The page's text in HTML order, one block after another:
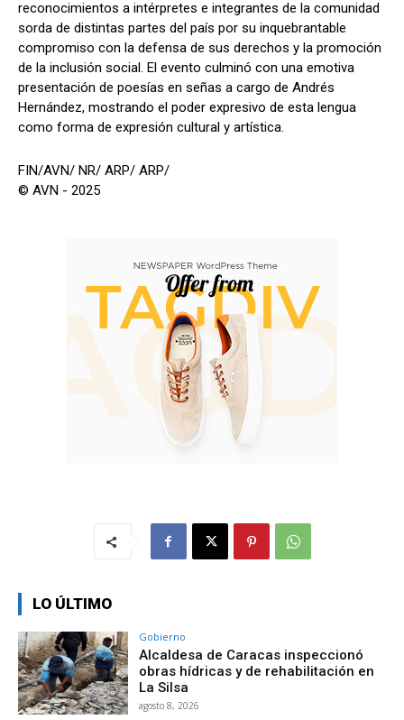
reconocimientos a intérpretes e integrantes de la comunidad
sorda de distintas partes del país por su inquebrantable
compromiso con la defensa de sus derechos y la promoción
de la inclusión social. El evento culminó con una emotiva
presentación de poesías en señas a cargo de Andrés
Hernández, mostrando el poder expresivo de esta lengua
como forma de expresión cultural y artística.
FIN/AVN/ NR/ ARP/ ARP/
© AVN - 2025
LO ÚLTIMO
Gobierno
Alcaldesa de Caracas inspeccionó
obras hídricas y de rehabilitación en
La Silsa
agosto 8, 2026